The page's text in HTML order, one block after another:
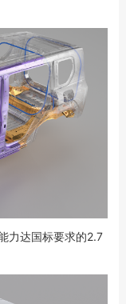
力达国标要求的2.7